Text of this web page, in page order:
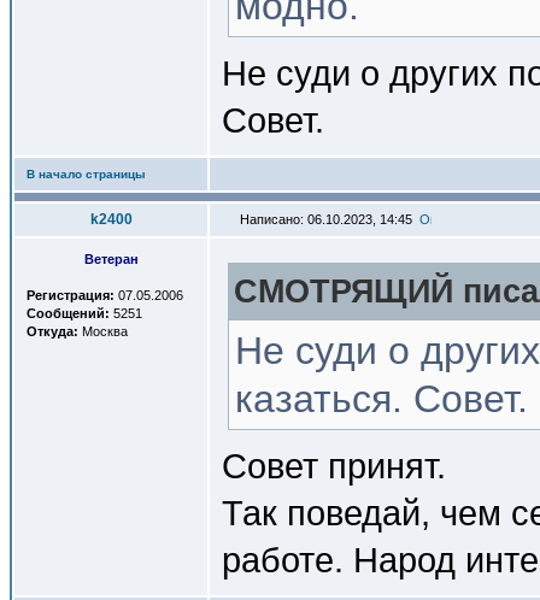
Не суди о других
Совет.
В начало страницы
k2400 Написано: 06.10.2023, 14:45
Ветеран
Регистрация: 07.05.2006
Сообщений: 5251
Откуда: Москва
СМОТРЯЩИЙ
Не суди о
казаться. Совет.
Совет принят.
Так поведай, чем
работе. Народ